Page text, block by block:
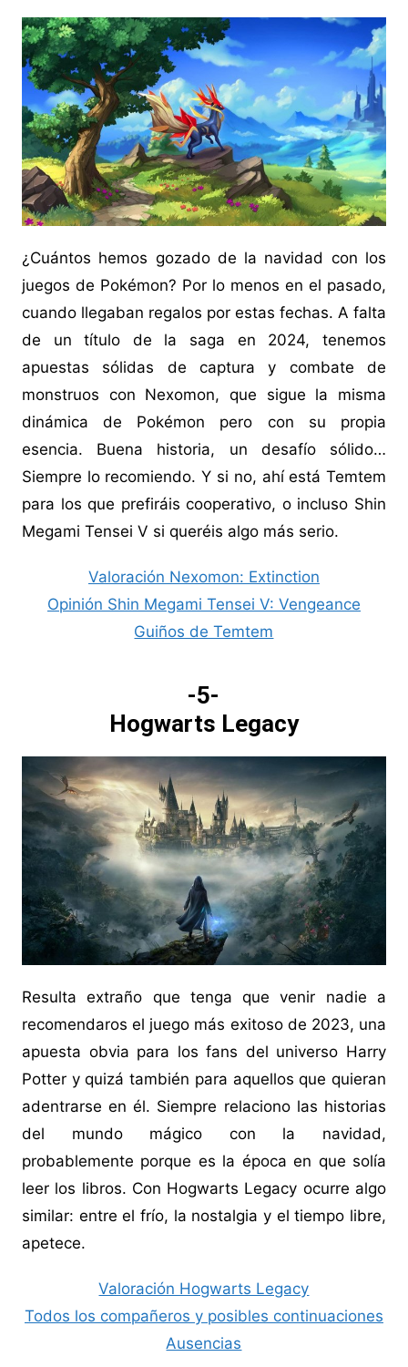
¿Cuántos hemos gozado de la navidad con los
juegos de Pokémon? Por lo menos en el pasado,
cuando llegaban regalos por estas fechas. A falta
de un título de la saga en 2024, tenemos
apuestas sólidas de captura y combate de
monstruos con Nexomon, que sigue la misma
dinámica de Pokémon pero con su propia
esencia. Buena historia, un desafío sólido…
Siempre lo recomiendo. Y si no, ahí está Temtem
para los que prefiráis cooperativo, o incluso Shin
Megami Tensei V si queréis algo más serio.
Valoración Nexomon: Extinction
Opinión Shin Megami Tensei V: Vengeance
Guiños de Temtem
-5-
Hogwarts Legacy
Resulta extraño que tenga que venir nadie a
recomendaros el juego más exitoso de 2023, una
apuesta obvia para los fans del universo Harry
Potter y quizá también para aquellos que quieran
adentrarse en él. Siempre relaciono las historias
del mundo mágico con la navidad,
probablemente porque es la época en que solía
leer los libros. Con Hogwarts Legacy ocurre algo
similar: entre el frío, la nostalgia y el tiempo libre,
apetece.
Valoración Hogwarts Legacy
Todos los compañeros y posibles continuaciones
Ausencias